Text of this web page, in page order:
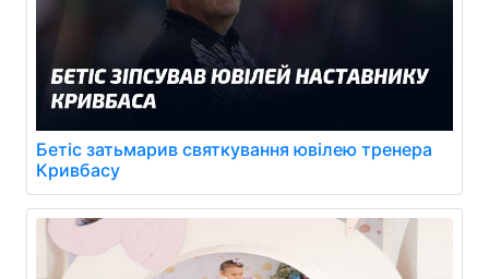
Бетіс затьмарив святкування ювілею тренера
Кривбасу